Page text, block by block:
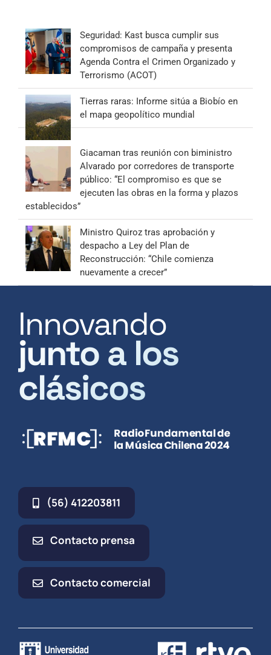
Seguridad: Kast busca cumplir sus
compromisos de campaña y presenta
Agenda Contra el Crimen Organizado y
Terrorismo (ACOT)
Tierras raras: Informe sitúa a Biobío en
el mapa geopolítico mundial
Giacaman tras reunión con biministro
Alvarado por corredores de transporte
público: “El compromiso es que se
ejecuten las obras en la forma y plazos
establecidos”
Ministro Quiroz tras aprobación y
despacho a Ley del Plan de
Reconstrucción: “Chile comienza
nuevamente a crecer”
Innovando
junto a los
clásicos
(56) 412203811
Contacto prensa
Contacto comercial